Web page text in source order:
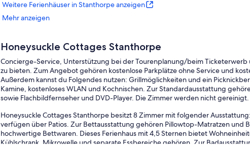
Weitere Ferienhäuser in Stanthorpe anzeigen
Mehr anzeigen
Honeysuckle Cottages Stanthorpe
Concierge-Service, Unterstützung bei der Tourenplanung/beim Ticketerwerb
zu bieten. Zum Angebot gehören kostenlose Parkplätze ohne Service und
Außerdem kannst du Folgendes nutzen: Grillmöglichkeiten und ein
Kamine, kostenloses WLAN und Kochnischen. Zur Standardausstattung
sowie Flachbildfernseher und DVD-Player. Die Zimmer werden nicht gereinigt.
Honeysuckle Cottages Stanthorpe besitzt 8 Zimmer mit folgender
verfügen über Patios. Zur Bettausstattung gehören Pillowtop-Matratzen und
hochwertige Bettwaren. Dieses Ferienhaus mit 4,5 Sternen bietet
Kühlschrank, Mikrowelle und separate Essbereiche gehören. Zur